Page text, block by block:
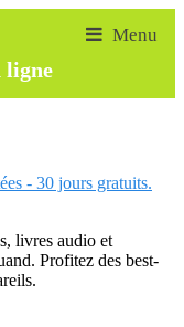
ligne
- 30 jours gratuits.
livres audio et
Profitez des best-